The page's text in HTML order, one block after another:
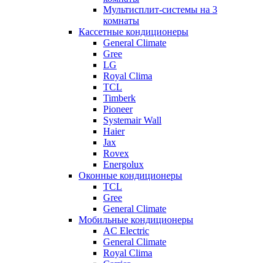
Мультисплит-системы на 3
комнаты
Кассетные кондиционеры
General Climate
Gree
LG
Royal Clima
TCL
Timberk
Pioneer
Systemair Wall
Haier
Jax
Rovex
Energolux
Оконные кондиционеры
TCL
Gree
General Climate
Мобильные кондиционеры
AC Electric
General Climate
Royal Clima